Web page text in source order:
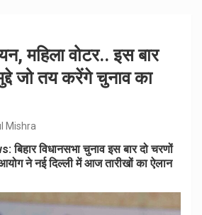
महिला वोटर.. इस बार
जो तय करेंगे चुनाव का
Mishra
विधानसभा चुनाव इस बार दो चरणों
ने नई दिल्ली में आज तारीखों का ऐलान